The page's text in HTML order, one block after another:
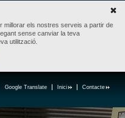
millorar els nostres serveis a partir de
sense canviar la teva
utilització.
Contacte
Inici
Google Translate